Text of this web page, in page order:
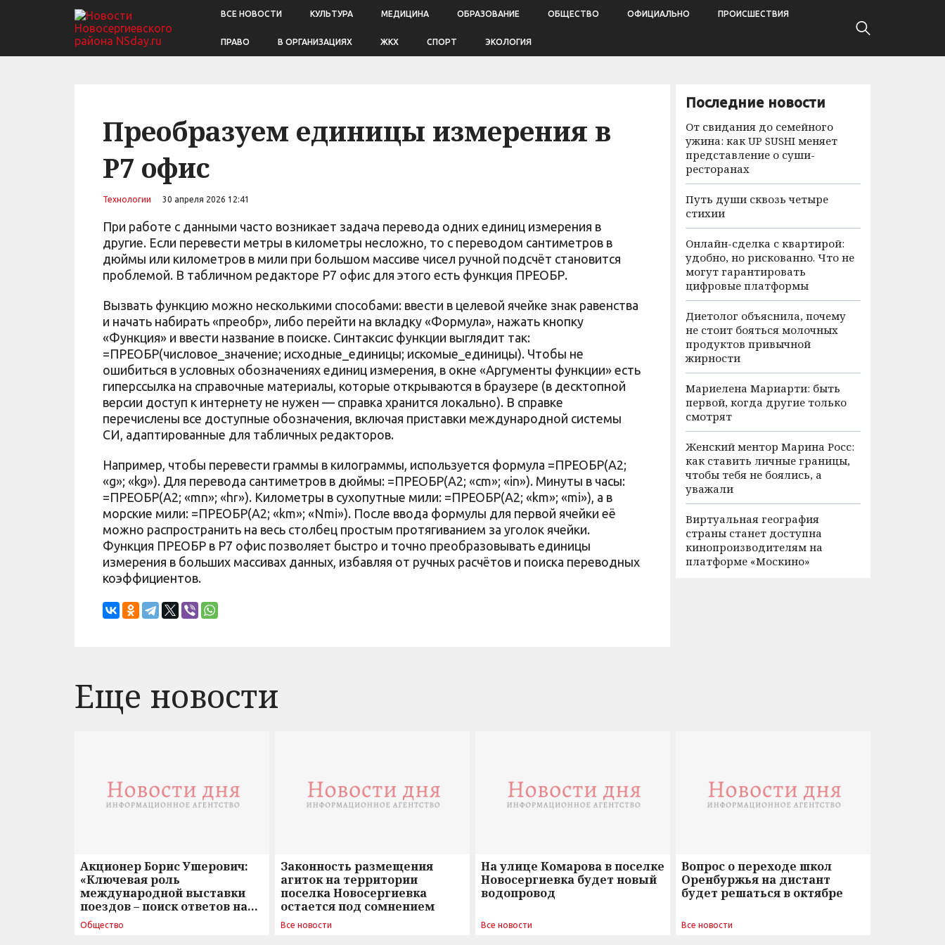
ВСЕ НОВОСТИ КУЛЬТУРА МЕДИЦИНА ОБРАЗОВАНИЕ ОБЩЕСТВО ОФИЦИАЛЬНО ПРОИСШЕСТВИЯ
ПРАВО В ОРГАНИЗАЦИЯХ ЖКХ СПОРТ ЭКОЛОГИЯ
Преобразуем единицы измерения в
Р7 офис
Технологии 30 апреля 2026 12:41
При работе с данными часто возникает задача перевода одних единиц измерения в
другие. Если перевести метры в километры несложно, то с переводом сантиметров в
дюймы или километров в мили при большом массиве чисел ручной подсчёт становится
проблемой. В табличном редакторе Р7 офис для этого есть функция ПРЕОБР.
Вызвать функцию можно несколькими способами: ввести в целевой ячейке знак равенства
и начать набирать «преобр», либо перейти на вкладку «Формула», нажать кнопку
«Функция» и ввести название в поиске. Синтаксис функции выглядит так:
=ПРЕОБР(числовое_значение; исходные_единицы; искомые_единицы). Чтобы не
ошибиться в условных обозначениях единиц измерения, в окне «Аргументы функции» есть
гиперссылка на справочные материалы, которые открываются в браузере (в десктопной
версии доступ к интернету не нужен — справка хранится локально). В справке
перечислены все доступные обозначения, включая приставки международной системы
СИ, адаптированные для табличных редакторов.
Например, чтобы перевести граммы в килограммы, используется формула =ПРЕОБР(A2;
«g»; «kg»). Для перевода сантиметров в дюймы: =ПРЕОБР(A2; «cm»; «in»). Минуты в часы:
=ПРЕОБР(A2; «mn»; «hr»). Километры в сухопутные мили: =ПРЕОБР(A2; «km»; «mi»), а в
морские мили: =ПРЕОБР(A2; «km»; «Nmi»). После ввода формулы для первой ячейки её
можно распространить на весь столбец простым протягиванием за уголок ячейки.
Функция ПРЕОБР в Р7 офис позволяет быстро и точно преобразовывать единицы
измерения в больших массивах данных, избавляя от ручных расчётов и поиска переводных
коэффициентов.
Последние новости
От свидания до семейного
ужина: как UP SUSHI меняет
представление о суши-
ресторанах
Путь души сквозь четыре
стихии
Онлайн-сделка с квартирой:
удобно, но рискованно. Что не
могут гарантировать
цифровые платформы
Диетолог объяснила, почему
не стоит бояться молочных
продуктов привычной
жирности
Мариелена Мариарти: быть
первой, когда другие только
смотрят
Женский ментор Марина Росс:
как ставить личные границы,
чтобы тебя не боялись, а
уважали
Виртуальная география
страны станет доступна
кинопроизводителям на
платформе «Москино»
Еще новости
Акционер Борис Ушерович:
«Ключевая роль
международной выставки
поездов – поиск ответов на
вызовы времени»
Общество
Законность размещения
агиток на территории
поселка Новосергиевка
остается под сомнением
Все новости
На улице Комарова в поселке
Новосергиевка будет новый
водопровод
Все новости
Вопрос о переходе школ
Оренбуржья на дистант
будет решаться в октябре
Все новости